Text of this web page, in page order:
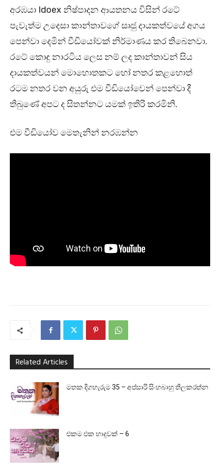
අරඹයා Idoex නිෂ්පාදන ආයතනය විසින් රටේ
පැවැත්ම උදෙසා කාන්තාවගේ සෘජු දායකත්වයේ අගය
පෙන්වා දෙමින් වීඩියෝවක් නිර්මාණය කර තිබෙනවා.
රටේ කොඳු නාරටිය ලෙස නම් ලද කාන්තාවන් සිය
දායකත්වයන් මොහොතකට හෝ නතර කළහොත්
රටම නතර වන අයුරු එම වීඩියෝවෙන් පෙන්වා දී
තිබුණේ අපට ද සිතන්නට යමක් ඉතිරි කරමිනි.
එම වීඩියෝව මෙතැනින් නරඹන්න
Related Articles
මතක දිගහැරුම 35 – අප්සාරි සිංහබාහු තිලකරත්න
එකම එක හාදුවක් – 6